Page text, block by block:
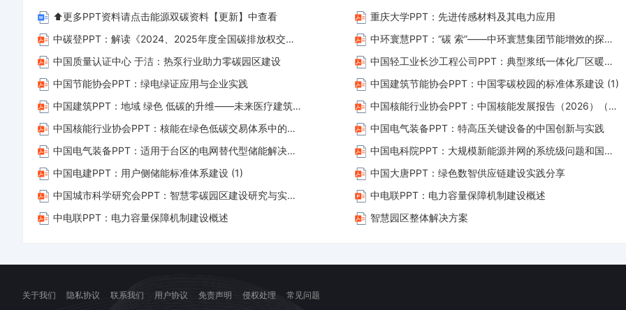
力系统运行的问题一 、研究背景新型电力系统运行的问题智能调控多目标优化调控 双层优化调控虚拟储能储能特性 调控边界智能感...
下
文
档
后，
您
只
拥
有
使
用
限，
不
下
资
料
侵
权
等
问
题
系
客
立
处
⬆️更多PPT资料请点击能源双碳资料【更新】中查看
重庆大学PPT：先进传感材料及其电力应用
中碳登PPT：解读《2024、2025年度全国碳排放权交易市场钢铁、水泥、铝冶炼行业配额总量和分配方案》(1)
中环寰慧PPT：“碳 索”——中环寰慧集团节能增效的探索与实践
中国质量认证中心 于洁：热泵行业助力零碳园区建设
中国轻工业长沙工程公司PPT：典型浆纸一体化厂区暖通节能路径探讨
中国节能协会PPT：绿电绿证应用与企业实践
中国建筑节能协会PPT：中国零碳校园的标准体系建设 (1)
中国建筑PPT：地域 绿色 低碳的升维——未来医疗建筑的实施路径
中国核能行业协会PPT：中国核能发展报告（2026）（简版）
中国核能行业协会PPT：核能在绿色低碳交易体系中的政策问题研究 (1)
中国电气装备PPT：特高压关键设备的中国创新与实践
中国电气装备PPT：适用于台区的电网替代型储能解决方案——破解配网瓶颈，打通供电“最后一公里”
中国电科院PPT：大规模新能源并网的系统级问题和国际标准工作
中国电建PPT：用户侧储能标准体系建设 (1)
中国大唐PPT：绿色数智供应链建设实践分享
中国城市科学研究会PPT：智慧零碳园区建设研究与实践 (1)
中电联PPT：电力容量保障机制建设概述
中电联PPT：电力容量保障机制建设概述
智慧园区整体解决方案
关于我们 隐私协议 联系我们 用户协议 免责声明 侵权处理 常见问题